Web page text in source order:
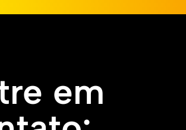
em